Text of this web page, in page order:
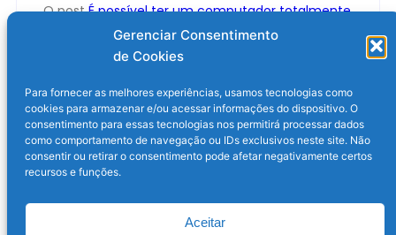
Gerenciar Consentimento
de Cookies
Para fornecer as melhores experiências, usamos tecnologias como
cookies para armazenar e/ou acessar informações do dispositivo. O
consentimento para essas tecnologias nos permitirá processar dados
como comportamento de navegação ou IDs exclusivos neste site. Não
consentir ou retirar o consentimento pode afetar negativamente certos
recursos e funções.
Aceitar
O postÉ possível ter um computador totalmente
imune a golpes, vírus e fraudes?apareceu
primeiro em Olhar Digital